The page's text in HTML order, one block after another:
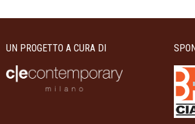
UN PROGETTO A CURA DI